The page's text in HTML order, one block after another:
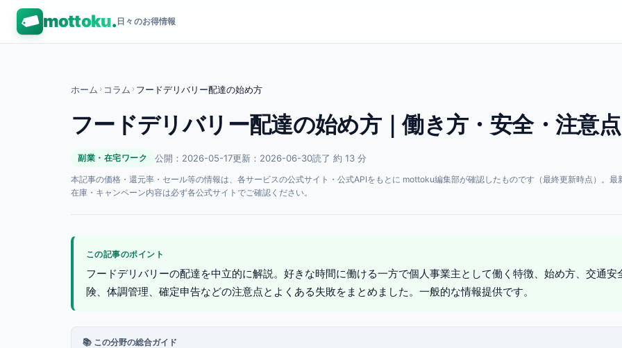
mottoku.日々のお得情報
ホーム › コラム › フードデリバリー配達の始め方
フードデリバリー配達の始め方｜働き方・安全・注意点
副業・在宅ワーク 公開：2026-05-17更新：2026-06-30読了 約 13 分
本記事の価格・還元率・セール等の情報は、各サービスの公式サイト・公式APIをもとに mottoku編集部が確認したものです（最終更新時点）。最
在庫・キャンペーン内容は必ず各公式サイトでご確認ください。
この記事のポイント
フードデリバリーの配達を中立的に解説。好きな時間に働ける一方で個人事業主として働く特徴、始め方、交通安
険、体調管理、確定申告などの注意点とよくある失敗をまとめました。一般的な情報提供です。
📚 この分野の総合ガイド